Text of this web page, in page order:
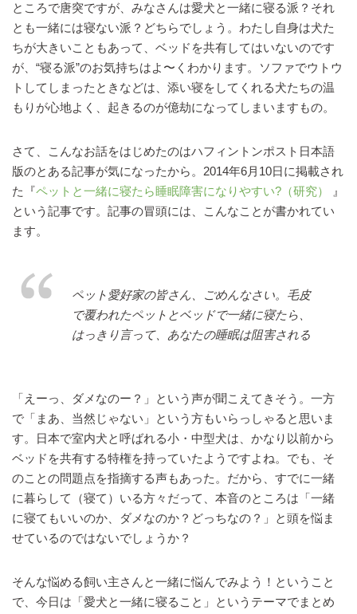
ところで唐突ですが、みなさんは愛犬と一緒に寝る派？それ
とも一緒には寝ない派？どちらでしょう。わたし自身は犬た
ちが大きいこともあって、ベッドを共有してはいないのです
が、“寝る派”のお気持ちはよ〜くわかります。ソファでウトウ
トしてしまったときなどは、添い寝をしてくれる犬たちの温
もりが心地よく、起きるのが億劫になってしまいますもの。
さて、こんなお話をはじめたのはハフィントンポスト日本語
版のとある記事が気になったから。2014年6月10日に掲載され
た『ペットと一緒に寝たら睡眠障害になりやすい?（研究）
』
という記事です。記事の冒頭には、こんなことが書かれてい
ます。
ペット愛好家の皆さん、ごめんなさい。毛皮
で覆われたペットとベッドで一緒に寝たら、
はっきり言って、あなたの睡眠は阻害される
「えーっ、ダメなのー？」という声が聞こえてきそう。一方
で「まあ、当然じゃない」という方もいらっしゃると思いま
す。日本で室内犬と呼ばれる小・中型犬は、かなり以前から
ベッドを共有する特権を持っていたようですよね。でも、そ
のことの問題点を指摘する声もあった。だから、すでに一緒
に暮らして（寝て）いる方々だって、本音のところは「一緒
に寝てもいいのか、ダメなのか？どっちなの？」と頭を悩ま
せているのではないでしょうか？
そんな悩める飼い主さんと一緒に悩んでみよう！ということ
で、今日は「愛犬と一緒に寝ること」というテーマでまとめ